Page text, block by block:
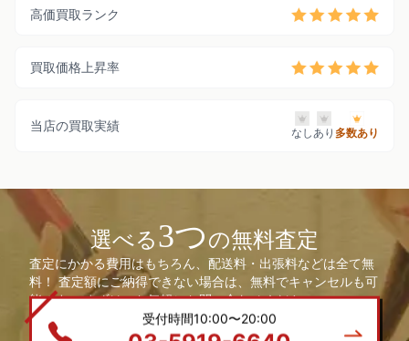
高価買取ランク
買取価格上昇率
当店の買取実績 なしあり 多数あり
選べる3つの無料査定
査定にかかる費用はもちろん、配送料・出張料などは全て無
料！ 査定額にご納得できない場合は、無料でキャンセルも可
能です。 まずは、お気軽にお問い合わせください。
受付時間10:00〜20:00